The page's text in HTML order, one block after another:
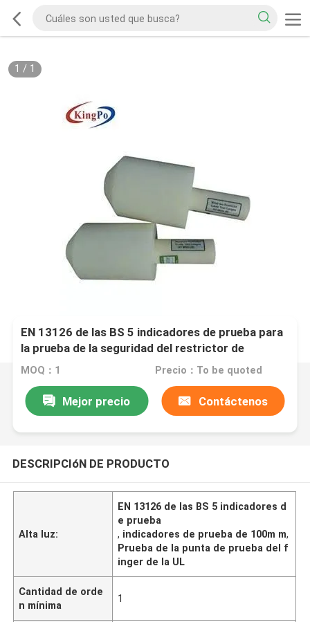
1 / 1
EN 13126 de las BS 5 indicadores de prueba para
la prueba de la seguridad del restrictor de
Windows
MOQ：1 Precio：To be quoted
Mejor precio Contáctenos
DESCRIPCIóN DE PRODUCTO
Alta luz:
EN 13126 de las BS 5 indicadores d
e prueba
, indicadores de prueba de 100m m,
Prueba de la punta de prueba del f
inger de la UL
Cantidad de orde
n mínima
1